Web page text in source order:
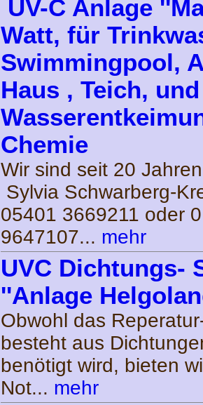
UV-C Anlage
Watt, für
Swimmingpool,
Haus , Teich,
Chemie
Wir sind seit 20
Sylvia Schwarberg-
05401 3669211 oder
9647107... mehr
UVC Dichtungs-
''Anlage
Obwohl das
besteht aus
benötigt wird, bieten
Not... mehr